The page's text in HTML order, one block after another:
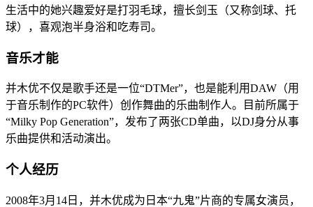
生活中的她兴趣爱好是打羽毛球，擅长剑玉（又称剑球、托
球），喜观泡半身浴和吃寿司。
音乐才能
并木优不仅是歌手还是一位“DTMer”，也是能利用DAW（用
于音乐制作的PC软件）创作舞曲的乐曲制作人。目前所属于
“Milky Pop Generation”，发布了两张CD单曲，以DJ身分从事
乐曲提供和活动演出。
个人经历
2008年3月14日，并木优成为日本“九鬼”片商的专属女演员，